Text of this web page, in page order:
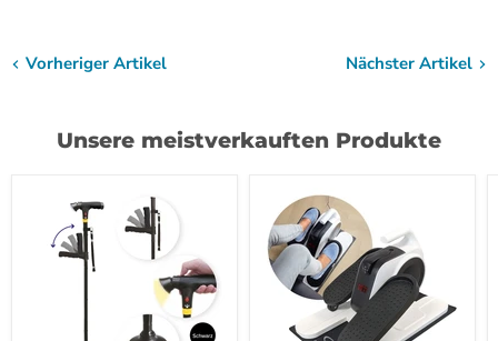
Vorheriger Artikel Nächster Artikel
Unsere meistverkauften Produkte